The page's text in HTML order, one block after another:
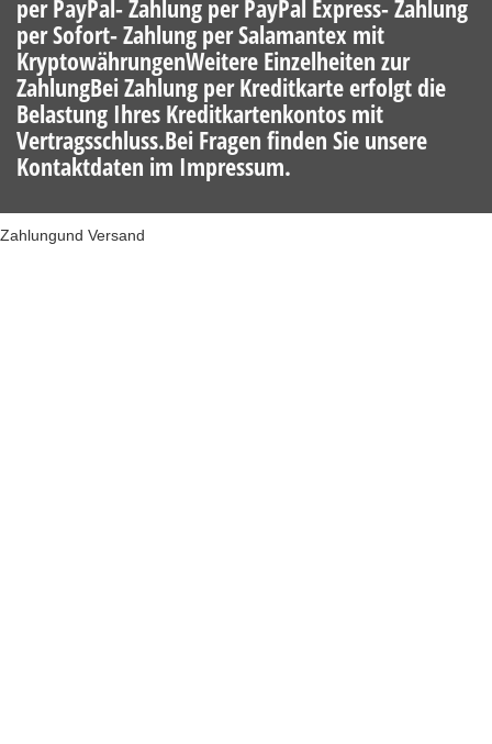
per PayPal- Zahlung per PayPal Express- Zahlung
per Sofort- Zahlung per Salamantex mit
KryptowährungenWeitere Einzelheiten zur
ZahlungBei Zahlung per Kreditkarte erfolgt die
Belastung Ihres Kreditkartenkontos mit
Vertragsschluss.Bei Fragen finden Sie unsere
Kontaktdaten im Impressum.
Zahlungund Versand